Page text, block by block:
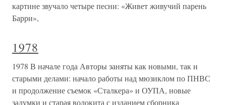
картине звучало четыре песни: «Живет живучий парень
Барри»,
1978
1978 В начале года Авторы заняты как новыми, так и
старыми делами: начало работы над мюзиклом по ПНВС
и продолжение съемок «Сталкера» и ОУПА, новые
задумки и старая волокита с изданием сборника